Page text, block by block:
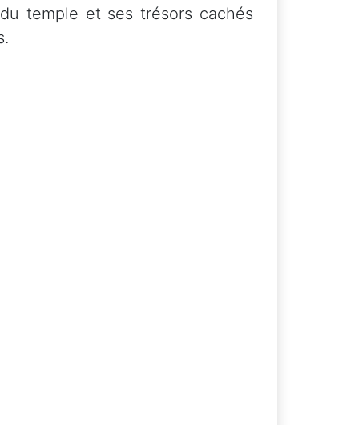
temple et ses trésors cachés